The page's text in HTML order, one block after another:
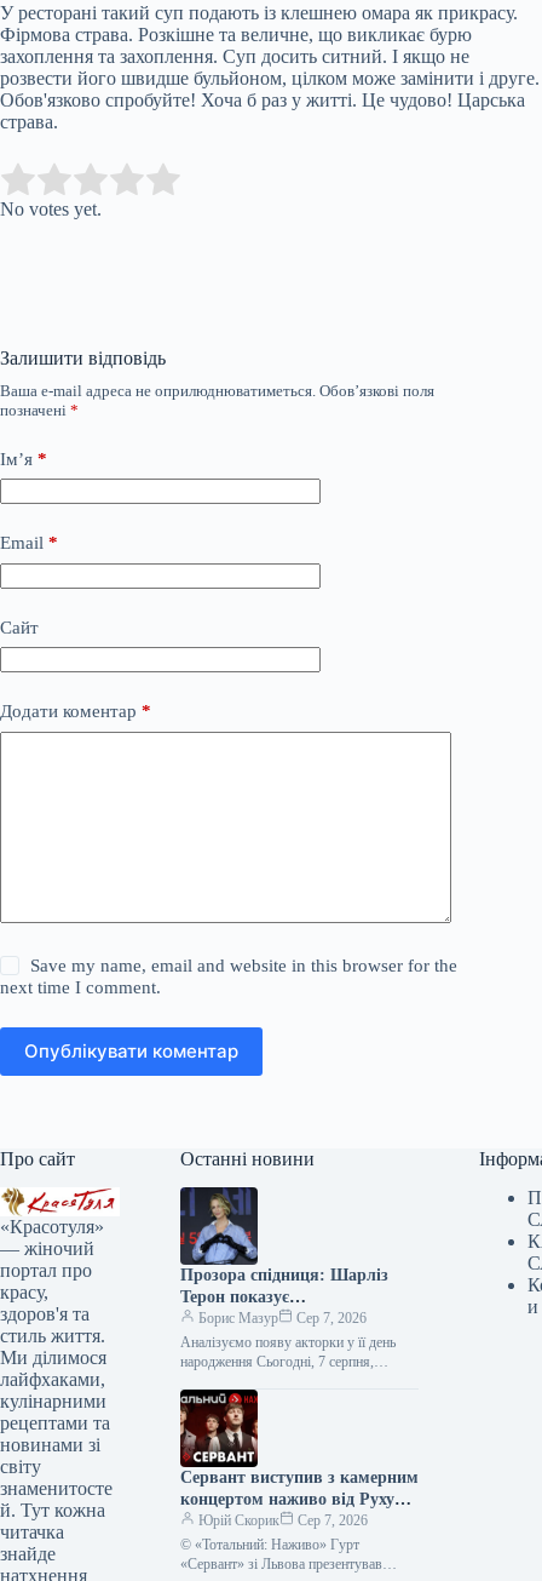
У ресторані такий суп подають із клешнею омара як прикрасу.
Фірмова страва. Розкішне та величне, що викликає бурю
захоплення та захоплення. Суп досить ситний. І якщо не
розвести його швидше бульйоном, цілком може замінити і друге.
Обов'язково спробуйте! Хоча б раз у житті. Це чудово! Царська
страва.
Rate this item:
No votes yet.
Залишити відповідь
Ваша e-mail адреса не оприлюднюватиметься. Обов’язкові поля
позначені *
Ім’я *
Email *
Сайт
Додати коментар *
Save my name, email and website in this browser for the
next time I comment.
Опублікувати коментар
Про сайт
«Красотуля»
— жіночий
портал про
красу,
здоров'я та
стиль життя.
Ми ділимося
лайфхаками,
кулінарними
рецептами та
новинами зі
світу
знаменитосте
й. Тут кожна
читачка
знайде
натхнення
Останні новини
Прозора спідниця: Шарліз
Терон показує
найвідважніший тренд 2026
року
Борис Мазур
Сер 7, 2026
Аналізуємо появу акторки у її день
народження Сьогодні, 7 серпня,
чудова нагода звернути увагу…
Сервант виступив з камерним
концертом наживо від Руху
опору ССО – фото, відео
Юрій Скорик
Сер 7, 2026
© «Тотальний: Наживо» Гурт
«Сервант» зі Львова презентував
и